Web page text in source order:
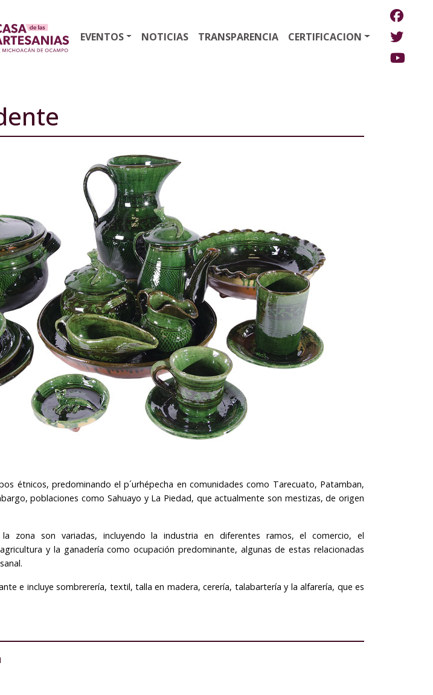
EVENTOS NOTICIAS TRANSPARENCIA CERTIFICACION
étnicos, predominando el p´urhépecha en comunidades como Tarecuato, Patamban,
poblaciones como Sahuayo y La Piedad, que actualmente son mestizas, de origen
zona son variadas, incluyendo la industria en diferentes ramos, el comercio, el
y la ganadería como ocupación predominante, algunas de estas relacionadas
e incluye sombrerería, textil, talla en madera, cerería, talabartería y la alfarería, que es